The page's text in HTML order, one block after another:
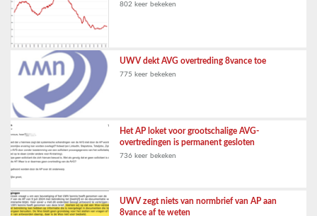
802 keer bekeken
UWV dekt AVG overtreding 8vance toe
775 keer bekeken
Het AP loket voor grootschalige AVG-
overtredingen is permanent gesloten
736 keer bekeken
UWV zegt niets van normbrief van AP aan
8vance af te weten